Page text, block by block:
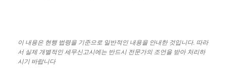
이 내용은 현행 법령을 기준으로 일반적인 내용을 안내한 것입니다. 따라
서 실제 개별적인 세무신고시에는 반드시 전문가의 조언을 받아 처리하
시기 바랍니다